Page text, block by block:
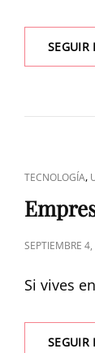
SEGUIR
TECNOLOGÍA,
SEPTIEMBRE
Si vives
SEGUIR